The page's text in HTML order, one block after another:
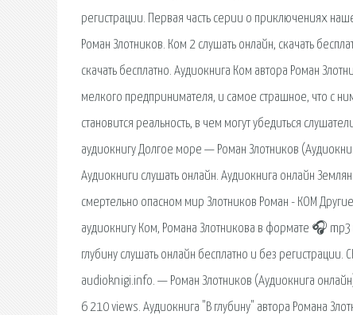
регистрации. Первая часть серии о приключениях
Роман Злотников. Ком 2 слушать онлайн, скачать
скачать бесплатно. Аудиокнига Ком автора Роман
мелкого предпринимателя, и самое страшное, что с
становится реальность, в чем могут убедиться
аудиокнигу Долгое море — Роман Злотников
Аудиокниги слушать онлайн. Аудиокнига онлайн
смертельно опасном мир Злотников Роман - КОМ
аудиокнигу Ком, Романа Злотникова в формате 🎧
глубину слушать онлайн бесплатно и без
audioknigi.info. — Роман Злотников (Аудиокнига
6 210 views. Аудиокнига "В глубину" автора Романа